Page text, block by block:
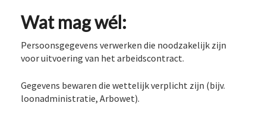
Wat mag wél:
Persoonsgegevens verwerken die noodzakelijk zijn
voor uitvoering van het arbeidscontract.
Gegevens bewaren die wettelijk verplicht zijn (bijv.
loonadministratie, Arbowet).